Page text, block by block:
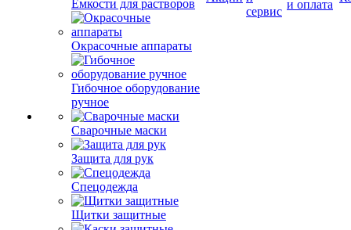
Емкости для растворов
Окрасочные аппараты
Гибочное оборудование
ручное
Сварочные маски
Защита для рук
Спецодежда
Щитки защитные
сервис
и оплата